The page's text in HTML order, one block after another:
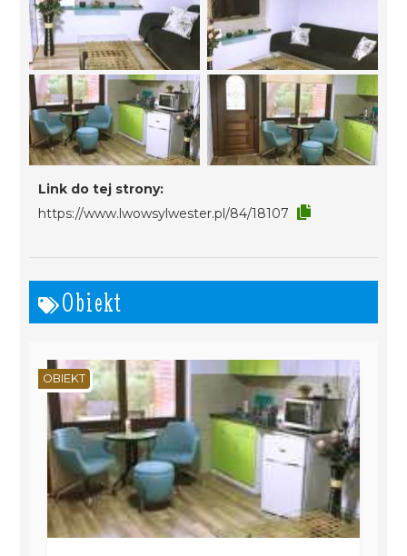
Link do tej strony:
https://www.lwowsylwester.pl/84/18107
Obiekt
OBIEKT